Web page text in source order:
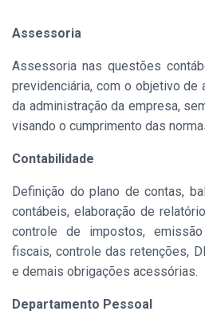
Assessoria
Assessoria nas questões
previdenciária, com o objetivo de
da administração da empresa,
visando o cumprimento das
Contabilidade
Definição do plano de contas,
contábeis, elaboração de
controle de impostos,
fiscais, controle das retenções,
e demais obrigações acessórias.
Departamento Pessoal